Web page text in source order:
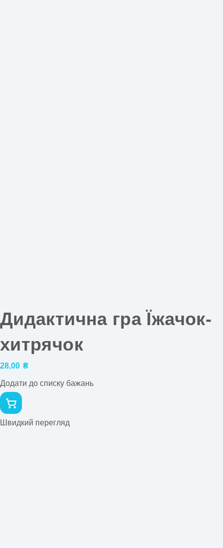
Дидактична гра Їжачок-
хитрячок
28,00 ₴
Додати до списку бажань
Швидкий перегляд